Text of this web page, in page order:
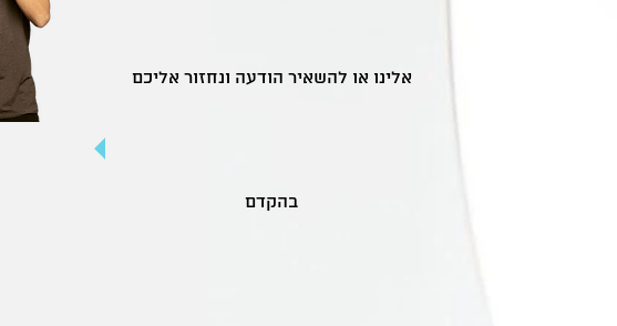
אלינו או להשאיר הודעה ונחזור אליכם
בהקדם